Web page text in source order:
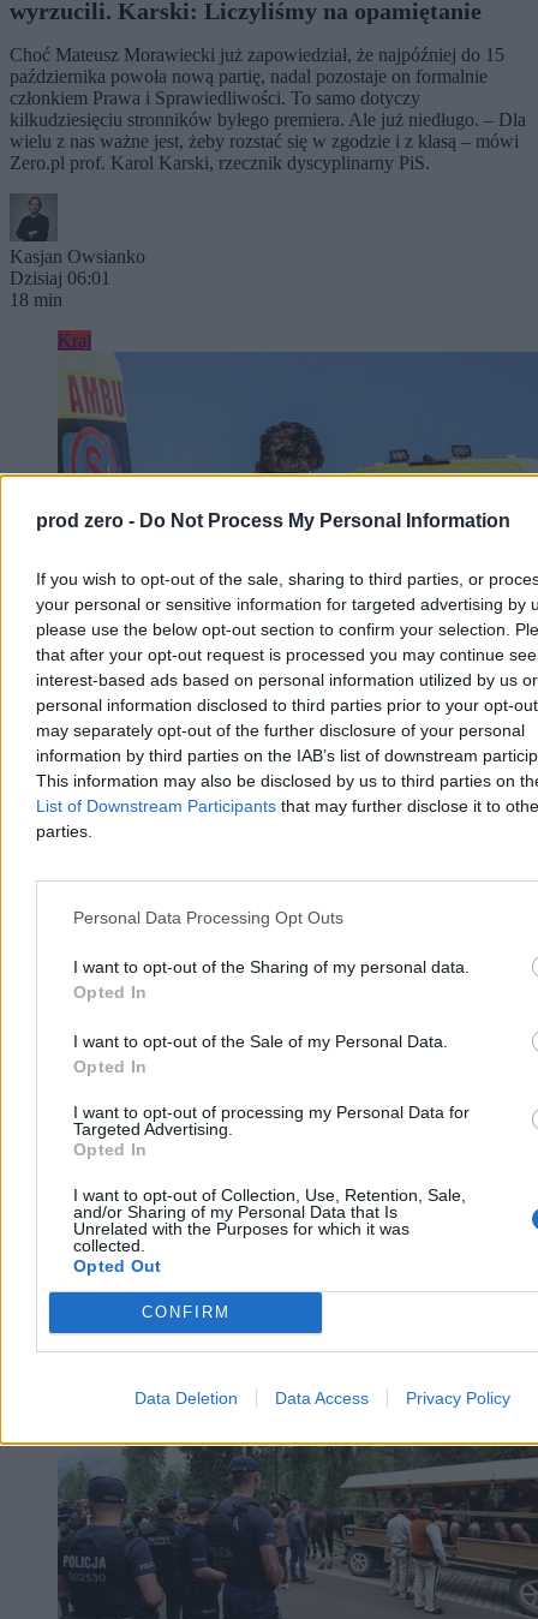
prod zero - Do Not Process My Personal Information
If you wish to opt-out of the sale, sharing to third parties, or
your personal or sensitive information for targeted advertising by
please use the below opt-out section to confirm your selection.
that after your opt-out request is processed you may continue
interest-based ads based on personal information utilized by us or
personal information disclosed to third parties prior to your opt-
may separately opt-out of the further disclosure of your personal
information by third parties on the IAB’s list of downstream
This information may also be disclosed by us to third parties on
List of Downstream Participants that may further disclose it to
parties.
Personal Data Processing Opt Outs
I want to opt-out of the Sharing of my personal data.
Opted In
I want to opt-out of the Sale of my Personal Data.
Opted In
I want to opt-out of processing my Personal Data for
Targeted Advertising.
Opted In
I want to opt-out of Collection, Use, Retention, Sale,
and/or Sharing of my Personal Data that Is
Unrelated with the Purposes for which it was
collected.
Opted Out
CONFIRM
Data Deletion Data Access Privacy Policy
wyrzucili. Karski: Liczyliśmy na opamiętanie
Choć Mateusz Morawiecki już zapowiedział, że najpóźniej do 15
października powoła nową partię, nadal pozostaje on formalnie
członkiem Prawa i Sprawiedliwości. To samo dotyczy
kilkudziesięciu stronników byłego premiera. Ale już niedługo. – Dla
wielu z nas ważne jest, żeby rozstać się w zgodzie i z klasą – mówi
Zero.pl prof. Karol Karski, rzecznik dyscyplinarny PiS.
Kasjan Owsianko
Dzisiaj 06:01
18 min
Kraj
Dwaj chłopcy wyciągnięci ze zbiornika ppoż. w
Szczecinie. Udana reanimacja
W sobotę po godz. 14 w Szczecinie dwóch chłopców w wieku 9 i
11 lat wpadło do zbiornika przeciwpożarowego na terenie SP 18.
Wyciągnęli ich przypadkowi przechodnie, a strażacy i ratownicy
bada okoliczności zdarzenia pod nadzorem prokuratury.
Aleksandra Cieślik
Wczoraj 20:06
Reklama
Reklama